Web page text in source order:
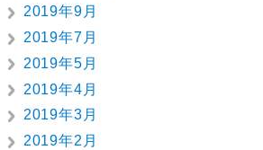
2019年9月
2019年7月
2019年5月
2019年4月
2019年3月
2019年2月